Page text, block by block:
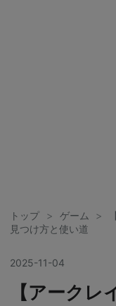
トップ > ゲーム >
見つけ方と使い道
2025-11-04
【アーク